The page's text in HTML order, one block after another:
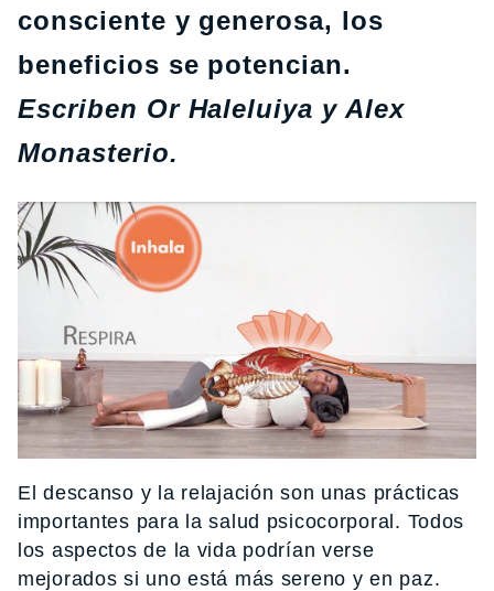
consciente y generosa, los
beneficios se potencian.
Escriben Or Haleluiya y Alex
Monasterio.
El descanso y la relajación son unas prácticas
importantes para la salud psicocorporal. Todos
los aspectos de la vida podrían verse
mejorados si uno está más sereno y en paz.